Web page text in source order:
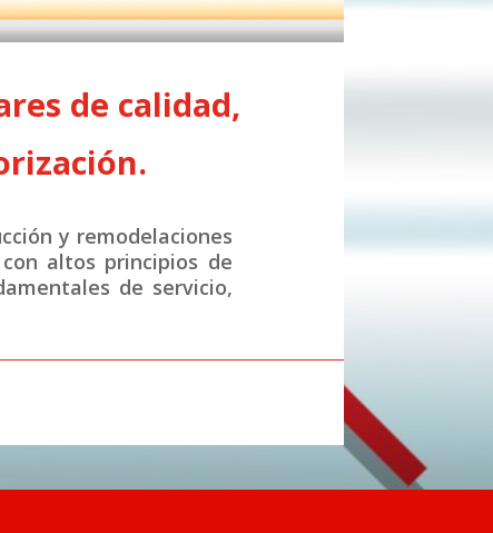
de calidad,
y remodelaciones
altos principios de
de servicio,